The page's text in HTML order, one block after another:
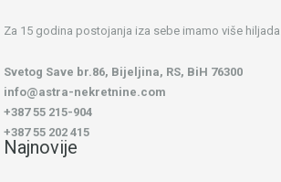
Za 15 godina postojanja iza sebe imamo više
Svetog Save br.86, Bijeljina, RS, BiH 76300
info@astra-nekretnine.com
+387 55 215-904
+387 55 202 415
Najnovije